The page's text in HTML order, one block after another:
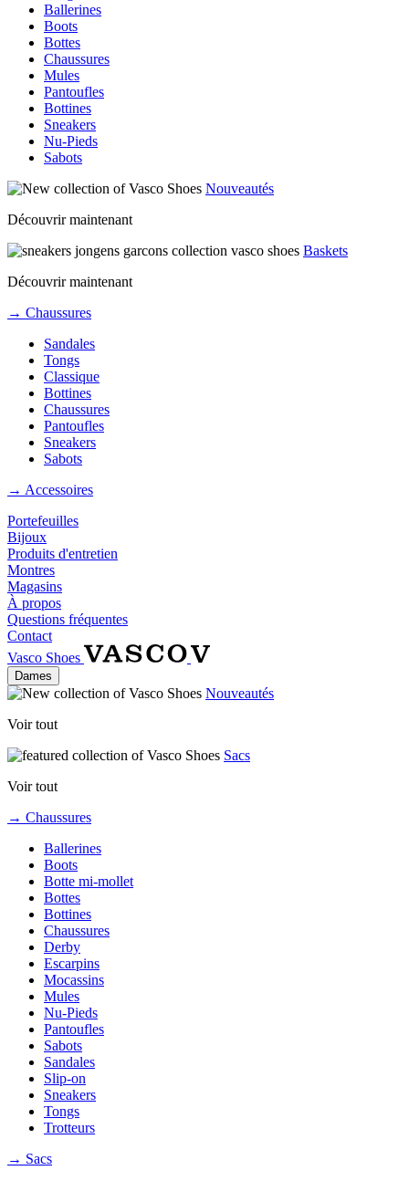
Ballerines
Boots
Bottes
Chaussures
Mules
Pantoufles
Bottines
Sneakers
Nu-Pieds
Sabots
Nouveautés
Découvrir maintenant
Baskets
Découvrir maintenant
→ Chaussures
Sandales
Tongs
Classique
Bottines
Chaussures
Pantoufles
Sneakers
Sabots
→ Accessoires
Portefeuilles
Bijoux
Produits d'entretien
Montres
Magasins
À propos
Questions fréquentes
Contact
Vasco Shoes
Dames
Nouveautés
Voir tout
Sacs
Voir tout
→ Chaussures
Ballerines
Boots
Botte mi-mollet
Bottes
Bottines
Chaussures
Derby
Escarpins
Mocassins
Mules
Nu-Pieds
Pantoufles
Sabots
Sandales
Slip-on
Sneakers
Tongs
Trotteurs
→ Sacs